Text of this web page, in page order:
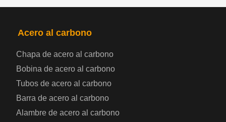
PRODUCTOS NAV
Bobina de chapa de acero
Chapa de acero para automoción
Placa de acero para calderas y recipientes a
Acero al carbono
Chapa de acero al carbono
Bobina de acero al carbono
Tubos de acero al carbono
Barra de acero al carbono
Alambre de acero al carbono